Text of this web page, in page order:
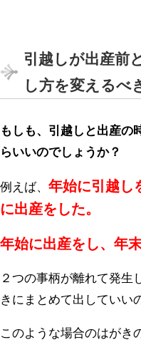
引越しが出産前
し方を変えるべ
もしも、引越しと出産の
らいいのでしょうか？
例えば、 年始に引越し
に出産をした。
年始に出産をし、年
２つの事柄が離れて発生
きにまとめて出していい
このような場合のはがき